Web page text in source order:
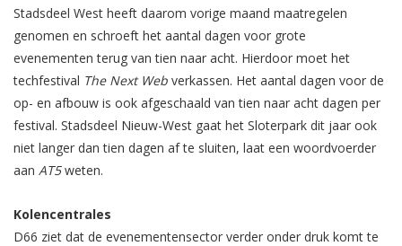
Stadsdeel West heeft daarom vorige maand maatregelen
genomen en schroeft het aantal dagen voor grote
evenementen terug van tien naar acht. Hierdoor moet het
techfestival The Next Web verkassen. Het aantal dagen voor de
op- en afbouw is ook afgeschaald van tien naar acht dagen per
festival. Stadsdeel Nieuw-West gaat het Sloterpark dit jaar ook
niet langer dan tien dagen af te sluiten, laat een woordvoerder
aan AT5 weten.
Kolencentrales
D66 ziet dat de evenementensector verder onder druk komt te